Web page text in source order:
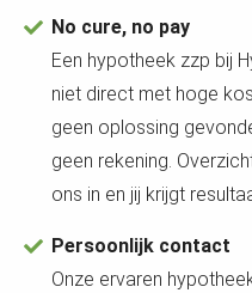
No cure, no pay
Een hypotheek zzp bij
niet direct met hoge
geen oplossing
geen rekening.
ons in en jij krijgt
Persoonlijk contact
Onze ervaren